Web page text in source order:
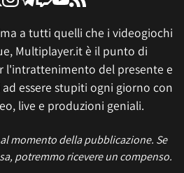
a tutti quelli che i videogiochi
Multiplayer.it è il punto di
l'intrattenimento del presente e
essere stupiti ogni giorno con
live e produzioni geniali.
momento della pubblicazione. Se
potremmo ricevere un compenso.